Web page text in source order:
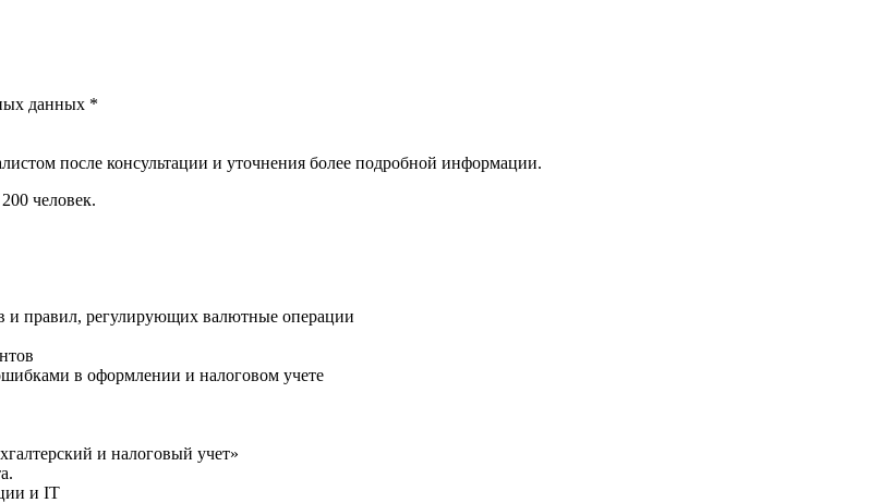
данных *
после консультации и уточнения более подробной информации.
человек.
и правил, регулирующих валютные операции
в оформлении и налоговом учете
и налоговый учет»
и IT